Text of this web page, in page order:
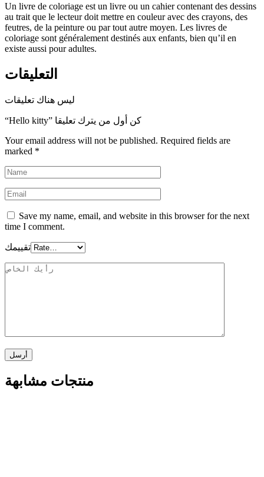
Un livre de coloriage est un livre ou un cahier contenant des dessins
au trait que le lecteur doit mettre en couleur avec des crayons, des
feutres, de la peinture ou par tout autre moyen. Les livres de
coloriage sont généralement destinés aux enfants, bien qu’il en
existe aussi pour adultes.
التعليقات
ليس هناك تعليقات
“Hello kitty” كن أول من يترك تعليقا
Your email address will not be published. Required fields are
marked *
Save my name, email, and website in this browser for the next
time I comment.
تقييمك
منتجات مشابهة